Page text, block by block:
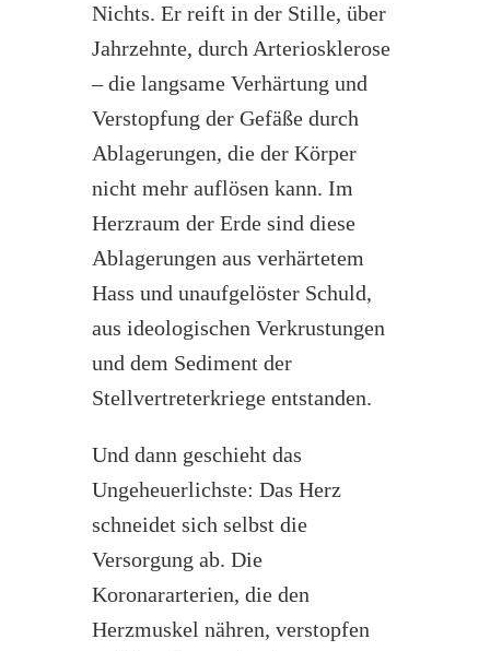
Nichts. Er reift in der Stille, über
Jahrzehnte, durch Arteriosklerose
– die langsame Verhärtung und
Verstopfung der Gefäße durch
Ablagerungen, die der Körper
nicht mehr auflösen kann. Im
Herzraum der Erde sind diese
Ablagerungen aus verhärtetem
Hass und unaufgelöster Schuld,
aus ideologischen Verkrustungen
und dem Sediment der
Stellvertreterkriege entstanden.
Und dann geschieht das
Ungeheuerlichste: Das Herz
schneidet sich selbst die
Versorgung ab. Die
Koronararterien, die den
Herzmuskel nähren, verstopfen